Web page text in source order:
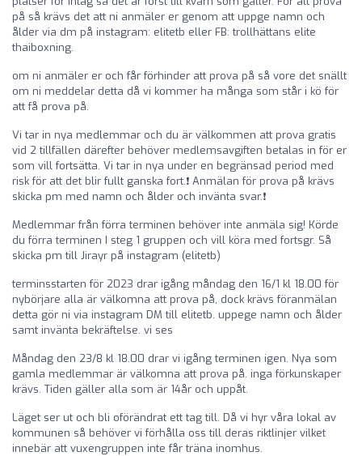
på så krävs det att ni anmäler er genom att uppge namn och
ålder via dm på instagram: elitetb eller FB: trollhättans elite
thaiboxning.
om ni anmäler er och får förhinder att prova på så vore det snällt
om ni meddelar detta då vi kommer ha många som står i kö för
att få prova på.
Vi tar in nya medlemmar och du är välkommen att prova gratis
vid 2 tillfällen därefter behöver medlemsavgiften betalas in för er
som vill fortsätta. Vi tar in nya under en begränsad period med
risk för att det blir fullt ganska fort.❗️ Anmälan för prova på krävs
skicka pm med namn och ålder och invänta svar.❗️
Medlemmar från förra terminen behöver inte anmäla sig! Körde
du förra terminen I steg 1 gruppen och vill köra med fortsgr. Så
skicka pm till Jirayr på instagram (elitetb)
terminsstarten för 2023 drar igång måndag den 16/1 kl 18.00 för
nybörjare alla är välkomna att prova på, dock krävs föranmälan
detta gör ni via instagram DM till elitetb. uppege namn och ålder
samt invänta bekräftelse. vi ses
Måndag den 23/8 kl 18.00 drar vi igång terminen igen. Nya som
gamla medlemmar är välkomna att prova på. inga förkunskaper
krävs. Tiden gäller alla som är 14år och uppåt.
Läget ser ut och bli oförändrat ett tag till. Då vi hyr våra lokal av
kommunen så behöver vi förhålla oss till deras riktlinjer vilket
innebär att vuxengruppen inte får träna inomhus.